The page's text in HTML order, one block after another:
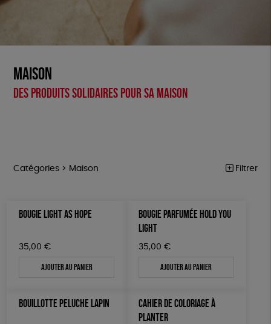
Maison
Des produits solidaires pour sa maison
Catégories > Maison Filtrer
MAISON
BIEN-ÊTRE
Par défaut
Nouveauté
Prix : du - cher au + cher
50 € - 100 €
150 € - 200 €
Couleur
Mots clés
Biodégradable
BOUGIE LIGHT AS HOPE
35,00 €
Ajouter au panier
BOUGIE PARFUMÉE HOLD YOU
LIGHT
35,00 €
Ajouter au panier
BOUILLOTTE PELUCHE LAPIN
CAHIER DE COLORIAGE À
PLANTER